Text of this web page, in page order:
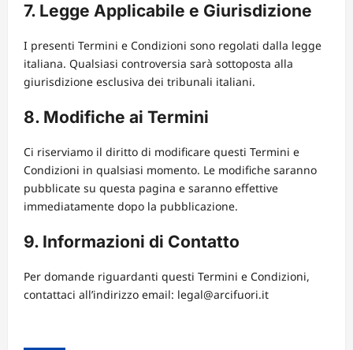
7. Legge Applicabile e Giurisdizione
I presenti Termini e Condizioni sono regolati dalla legge
italiana. Qualsiasi controversia sarà sottoposta alla
giurisdizione esclusiva dei tribunali italiani.
8. Modifiche ai Termini
Ci riserviamo il diritto di modificare questi Termini e
Condizioni in qualsiasi momento. Le modifiche saranno
pubblicate su questa pagina e saranno effettive
immediatamente dopo la pubblicazione.
9. Informazioni di Contatto
Per domande riguardanti questi Termini e Condizioni,
contattaci all’indirizzo email: legal@arcifuori.it